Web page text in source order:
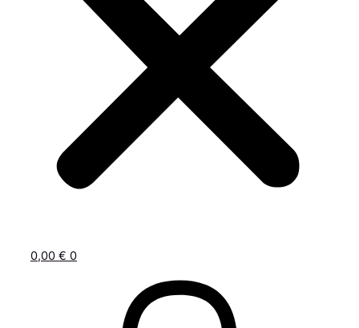
0,00 € 0